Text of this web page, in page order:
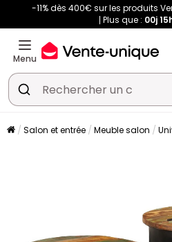
-11% dès 400€ sur les produits
Plus que : 00j
Menu
Salon et entrée Meuble salon